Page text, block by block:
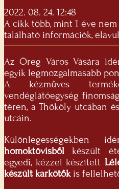
2022. 08. 24. 12:48
A cikk több, mint 1 éve
található információk,
Az Öreg Város Vására
egyik legmozgalmasabb
A kézműves
vendéglátóegység
téren, a Thököly utcában
utcáin.
Különlegességekben
homoktövisből készült
egyedi, kézzel készített
készült karkötők is